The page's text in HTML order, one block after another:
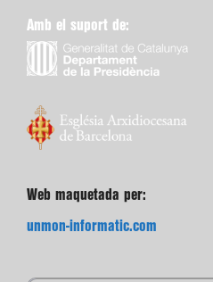
Amb el suport de:
Web maquetada per:
unmon-informatic.com